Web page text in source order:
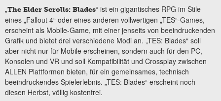
„The Elder Scrolls: Blades“ ist ein gigantisches RPG im Stile
eines „Fallout 4“ oder eines anderen vollwertigen „TES“-Games,
erscheint als Mobile-Game, mit einer jenseits von beeindruckenden
Grafik und bietet drei verschiedene Modi an. „TES: Blades“ soll
aber nicht nur für Mobile erscheinen, sondern auch für den PC,
Konsolen und VR und soll Kompatibilität und Crossplay zwischen
ALLEN Plattformen bieten, für ein gemeinsames, technisch
beeindruckendes Spielerlebnis. „TES: Blades“ erscheint noch
diesen Herbst, völlig kostenfrei.